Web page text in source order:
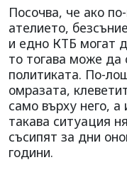
Посочва, че ако
ателието,
и едно КТБ могат
то тогава може да
политиката. По-
омразата,
само върху него,
такава ситуация
съсипят за дни
години.